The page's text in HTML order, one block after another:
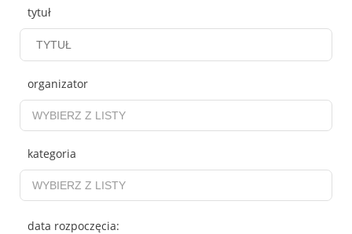
tytuł
organizator
kategoria
data rozpoczęcia: